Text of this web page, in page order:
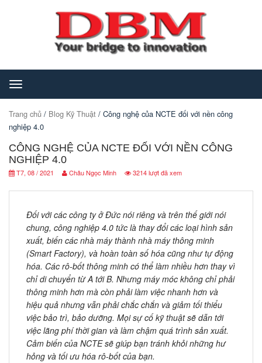
Toggle
navigation
Trang chủ / Blog Kỹ Thuật / Công nghệ của NCTE đối với nền công
nghiệp 4.0
CÔNG NGHỆ CỦA NCTE ĐỐI VỚI NỀN CÔNG
NGHIỆP 4.0
T7, 08 / 2021 Châu Ngọc Minh 3214 lượt đã xem
Đối với các công ty ở Đức nói riêng và trên thế giới nói
chung, công nghiệp 4.0 tức là thay đổi các loại hình sản
xuất, biến các nhà máy thành nhà máy thông minh
(Smart Factory), và hoàn toàn số hóa cũng như tự động
hóa. Các rô-bốt thông minh có thể làm nhiều hơn thay vì
chỉ di chuyển từ A tới B. Nhưng máy móc không chỉ phải
thông minh hơn mà còn phải làm việc nhanh hơn và
hiệu quả nhưng vẫn phải chắc chắn và giảm tối thiểu
việc bảo trì, bảo dưỡng. Mọi sự cố kỹ thuật sẽ dẫn tới
việc lãng phí thời gian và làm chậm quá trình sản xuất.
Cảm biến của NCTE sẽ giúp bạn tránh khỏi những hư
hỏng và tối ưu hóa rô-bốt của bạn.